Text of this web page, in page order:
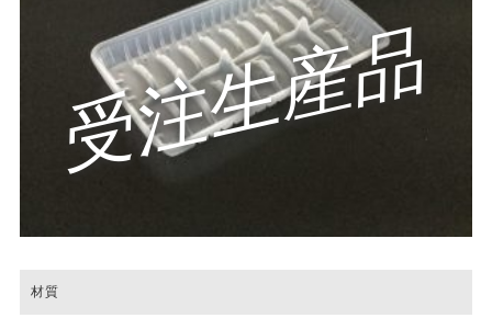
受注生産品
材質